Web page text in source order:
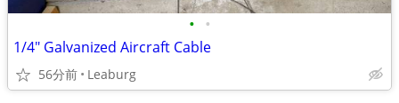
• •
1/4" Galvanized Aircraft Cable
56分前 Leaburg